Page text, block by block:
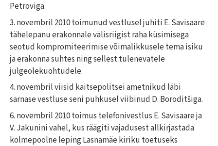
Petroviga.
3. novembril 2010 toimunud vestlusel juhiti E. Savisaare
tähelepanu erakonnale välisriigist raha küsimisega
seotud kompromiteerimise võimalikkusele tema isiku
ja erakonna suhtes ning sellest tulenevatele
julgeolekuohtudele.
4. novembril viisid kaitsepolitsei ametnikud läbi
sarnase vestluse seni puhkusel viibinud D. Boroditšiga.
6. novembril 2010 toimus telefonivestlus E. Savisaare ja
V. Jakunini vahel, kus räägiti vajadusest allkirjastada
kolmepoolne leping Lasnamäe kiriku toetuseks